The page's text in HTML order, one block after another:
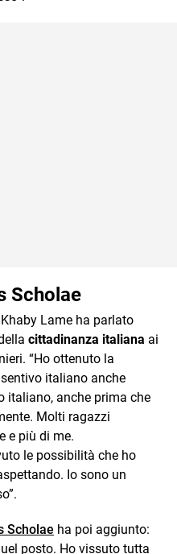
Scholae
Khaby Lame ha parlato
cittadinanza italiana ai
“Ho ottenuto la
italiano anche
italiano, anche prima che
Molti ragazzi
e più di me.
le possibilità che ho
Io sono un
Scholae ha poi aggiunto:
posto. Ho vissuto tutta